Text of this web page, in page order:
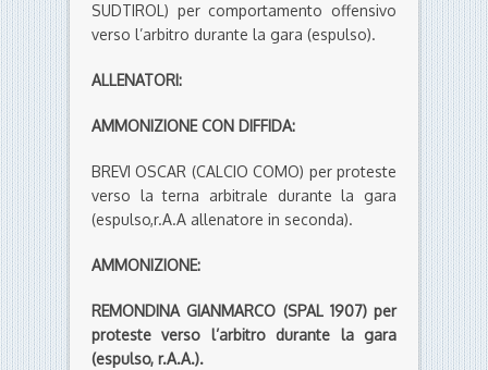
SUDTIROL) per comportamento offensivo
verso l’arbitro durante la gara (espulso).
ALLENATORI:
AMMONIZIONE CON DIFFIDA:
BREVI OSCAR (CALCIO COMO) per proteste
verso la terna arbitrale durante la gara
(espulso,r.A.A allenatore in seconda).
AMMONIZIONE:
REMONDINA GIANMARCO (SPAL 1907) per
proteste verso l’arbitro durante la gara
(espulso, r.A.A.).